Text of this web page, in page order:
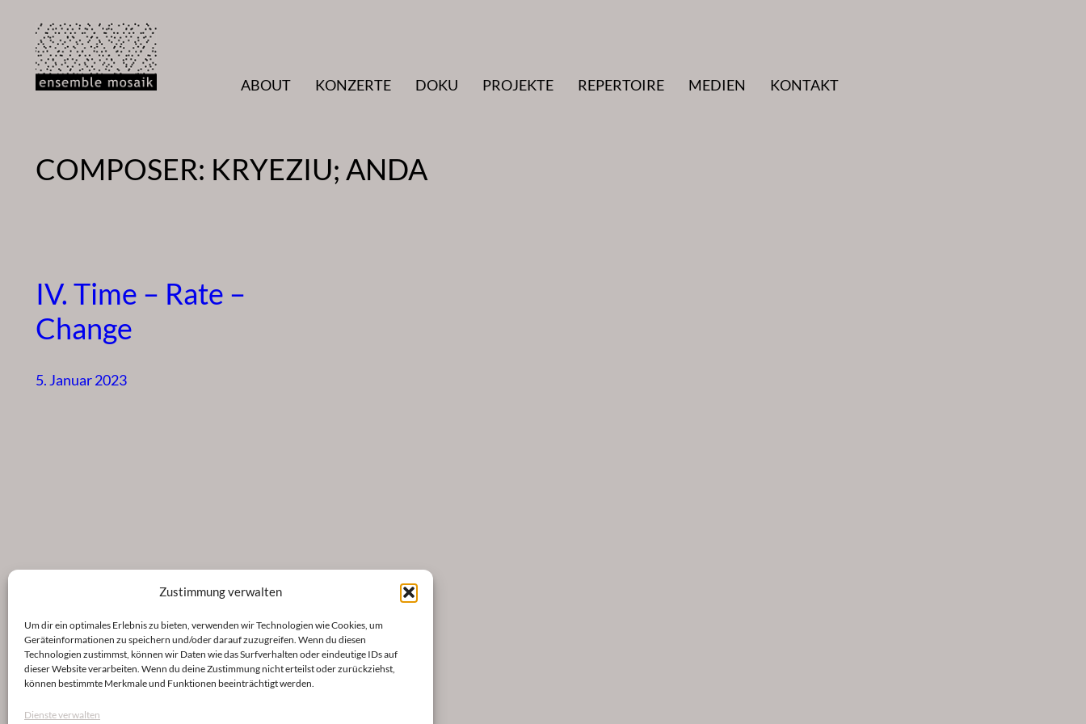
Zustimmung verwalten
Um dir ein optimales Erlebnis zu bieten, verwenden wir Technologien wie Cookies, um
Geräteinformationen zu speichern und/oder darauf zuzugreifen. Wenn du diesen
Technologien zustimmst, können wir Daten wie das Surfverhalten oder eindeutige IDs auf
dieser Website verarbeiten. Wenn du deine Zustimmung nicht erteilst oder zurückziehst,
können bestimmte Merkmale und Funktionen beeinträchtigt werden.
Dienste verwalten
Inhalt
springen
ABOUT
KONZERTE DOKU PROJEKTE REPERTOIRE MEDIEN KONTAKT
COMPOSER: KRYEZIU; ANDA
IV. Time – Rate –
Change
5. Januar 2023